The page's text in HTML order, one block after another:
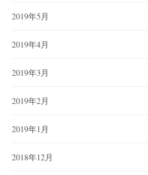
2019年5月
2019年4月
2019年3月
2019年2月
2019年1月
2018年12月